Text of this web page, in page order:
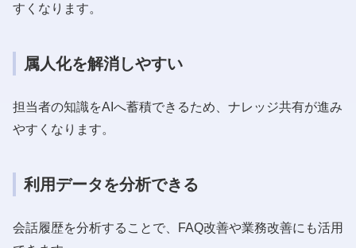
すくなります。
属人化を解消しやすい
担当者の知識をAIへ蓄積できるため、ナレッジ共有が進み
やすくなります。
利用データを分析できる
会話履歴を分析することで、FAQ改善や業務改善にも活用